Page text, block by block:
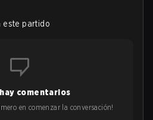
este partido
comentarios
en comenzar la conversación!